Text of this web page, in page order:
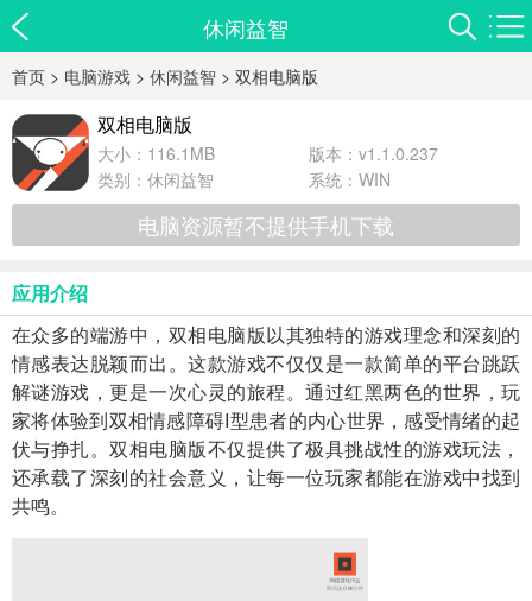
休闲益智
首页 > 电脑游戏 > 休闲益智 > 双相电脑版
双相电脑版
大小：116.1MB
版本：v1.1.0.237
类别： 休闲益智 系统：WIN
电脑资源暂不提供手机下载
应用介绍
在众多的端游中，双相电脑版以其独特的游戏理念和深刻的
情感表达脱颖而出。这款游戏不仅仅是一款简单的平台跳跃
解谜游戏，更是一次心灵的旅程。通过红黑两色的世界，玩
家将体验到双相情感障碍I型患者的内心世界，感受情绪的起
伏与挣扎。双相电脑版不仅提供了极具挑战性的游戏玩法，
还承载了深刻的社会意义，让每一位玩家都能在游戏中找到
共鸣。